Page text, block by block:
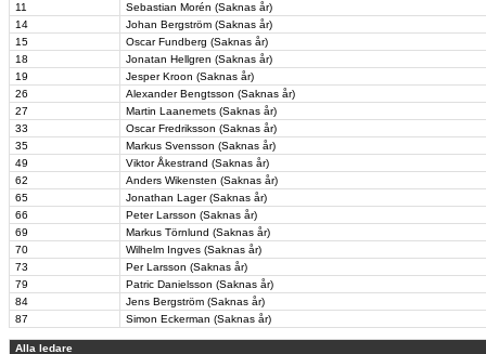
11
Sebastian Morén (Saknas år)
14
Johan Bergström (Saknas år)
15
Oscar Fundberg (Saknas år)
18
Jonatan Hellgren (Saknas år)
19
Jesper Kroon (Saknas år)
26
Alexander Bengtsson (Saknas år)
27
Martin Laanemets (Saknas år)
33
Oscar Fredriksson (Saknas år)
35
Markus Svensson (Saknas år)
49
Viktor Åkestrand (Saknas år)
62
Anders Wikensten (Saknas år)
65
Jonathan Lager (Saknas år)
66
Peter Larsson (Saknas år)
69
Markus Törnlund (Saknas år)
70
Wilhelm Ingves (Saknas år)
73
Per Larsson (Saknas år)
79
Patric Danielsson (Saknas år)
84
Jens Bergström (Saknas år)
87
Simon Eckerman (Saknas år)
Alla ledare